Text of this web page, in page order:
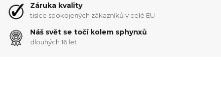
Záruka kvality
tisíce spokojených zákazníků v celé EU
Náš svět se točí kolem sphynxů
dlouhých 16 let